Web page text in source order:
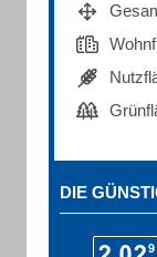
DIE